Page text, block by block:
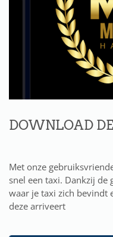
DOWNLOAD
Met onze
snel een taxi. Dankzij de
waar je taxi zich bevindt
deze arriveert